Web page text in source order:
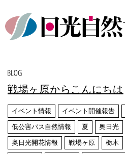
戦場ヶ原からこんにちは
イベント情報 イベント開催報告
低公害バス自然情報 夏 奥日光
奥日光開花情報 戦場ヶ原 栃木